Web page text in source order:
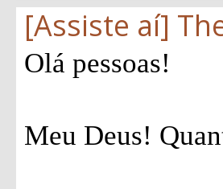
[Assiste aí]
Olá pessoas!
Meu Deus!